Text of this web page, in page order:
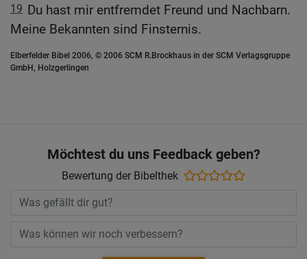
19 Du hast mir entfremdet Freund und Nachbarn.
Meine Bekannten sind Finsternis.
Elberfelder Bibel 2006, © 2006 SCM R.Brockhaus in der SCM Verlagsgruppe
GmbH, Holzgerlingen
Möchtest du uns Feedback geben?
Bewertung der Bibelthek